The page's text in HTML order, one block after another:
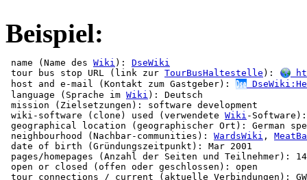
Beispiel:
name (Name des Wiki ): DseWiki
tour bus stop URL (link zur TourBusHaltestelle ):
host and e-mail (Kontakt zum Gastgeber):
language (Sprache im Wiki ): Deutsch
mission (Zielsetzungen): software development
wiki-software (clone) used (verwendete Wiki -
geographical location (geographischer Ort): German
neighbourhood (Nachbar-communities): WardsWiki ,
date of birth (Gründungszeitpunkt): Mar 2001
pages/homepages (Anzahl der Seiten und Teilnehmer):
open or closed (offen oder geschlossen): open
tour connections / current (aktuelle Verbindungen):